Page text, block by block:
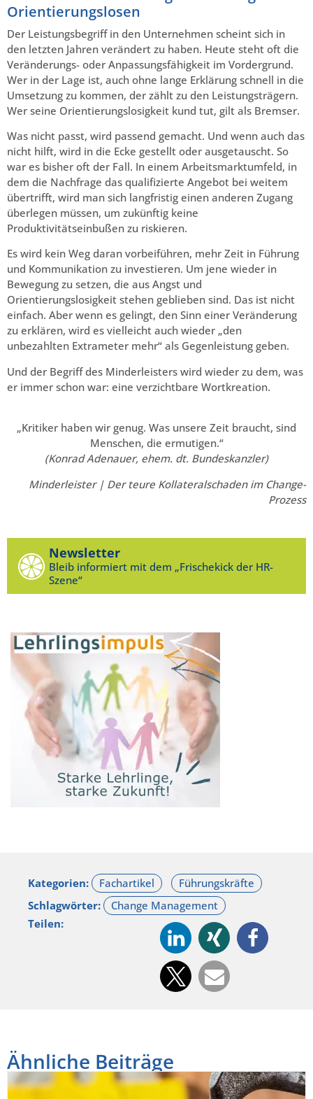
Orientierungslosen
Der Leistungsbegriff in den Unternehmen scheint sich in
den letzten Jahren verändert zu haben. Heute steht oft die
Veränderungs- oder Anpassungsfähigkeit im Vordergrund.
Wer in der Lage ist, auch ohne lange Erklärung schnell in die
Umsetzung zu kommen, der zählt zu den Leistungsträgern.
Wer seine Orientierungslosigkeit kund tut, gilt als Bremser.
Was nicht passt, wird passend gemacht. Und wenn auch das
nicht hilft, wird in die Ecke gestellt oder ausgetauscht. So
war es bisher oft der Fall. In einem Arbeitsmarktumfeld, in
dem die Nachfrage das qualifizierte Angebot bei weitem
übertrifft, wird man sich langfristig einen anderen Zugang
überlegen müssen, um zukünftig keine
Produktivitätseinbußen zu riskieren.
Es wird kein Weg daran vorbeiführen, mehr Zeit in Führung
und Kommunikation zu investieren. Um jene wieder in
Bewegung zu setzen, die aus Angst und
Orientierungslosigkeit stehen geblieben sind. Das ist nicht
einfach. Aber wenn es gelingt, den Sinn einer Veränderung
zu erklären, wird es vielleicht auch wieder „den
unbezahlten Extrameter mehr“ als Gegenleistung geben.
Und der Begriff des Minderleisters wird wieder zu dem, was
er immer schon war: eine verzichtbare Wortkreation.
„Kritiker haben wir genug. Was unsere Zeit braucht, sind
Menschen, die ermutigen.“
(Konrad Adenauer, ehem. dt. Bundeskanzler)
Minderleister | Der teure Kollateralschaden im Change-
Prozess
Newsletter
Bleib informiert mit dem „Frischekick der HR-
Szene“
Kategorien:
Schlagwörter:
Teilen:
Ähnliche Beiträge